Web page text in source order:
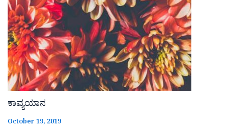
ಕಾವ್ಯಯಾನ
October 19, 2019